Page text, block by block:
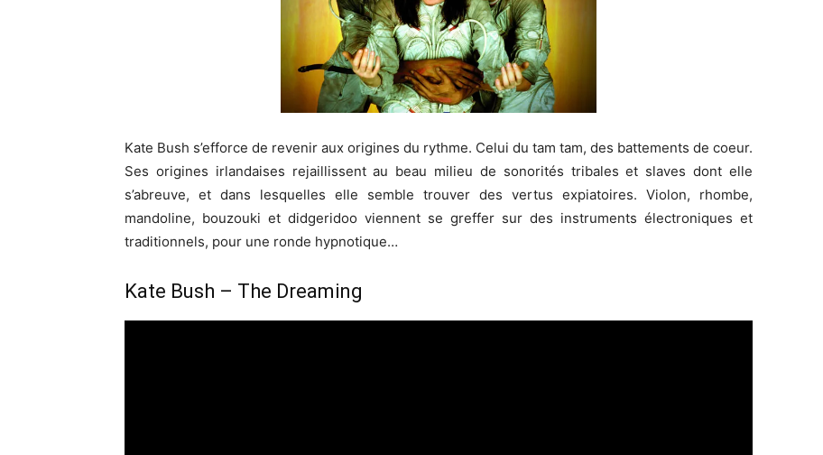
Kate Bush s’efforce de revenir aux origines du rythme. Celui du tam tam, des battements de coeur.
Ses origines irlandaises rejaillissent au beau milieu de sonorités tribales et slaves dont elle
s’abreuve, et dans lesquelles elle semble trouver des vertus expiatoires. Violon, rhombe,
mandoline, bouzouki et didgeridoo viennent se greffer sur des instruments électroniques et
traditionnels, pour une ronde hypnotique…
Kate Bush – The Dreaming